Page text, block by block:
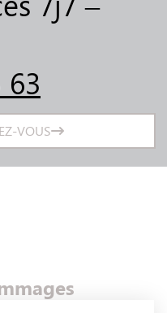
63
VOUS